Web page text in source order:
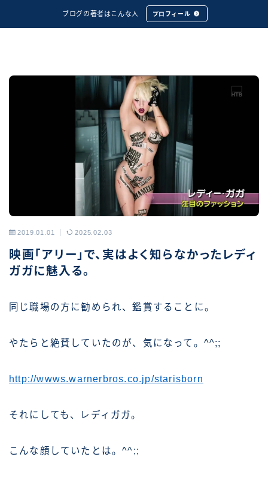
ブログの著者はこんな人 プロフィール
2019.01.01 2025.02.03
映画「アリー」で、実はよく知らなかったレディ
ガガに魅入る。
同じ職場の方に勧められ、鑑賞することに。
やたらと絶賛していたのが、気になって。^^;;
http://wwws.warnerbros.co.jp/starisborn
それにしても、レディガガ。
こんな顔していたとは。^^;;